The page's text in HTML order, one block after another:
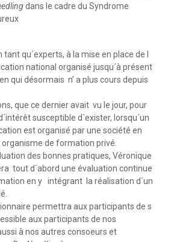
dans le cadre du Syndrome
tant qu´experts, à la mise en place de l
national organisé jusqu´à présent
qui désormais n’ a plus cours depuis
que ce dernier avait vu le jour, pour
susceptible d´exister, lorsqu´un
est organisé par une société en
organisme de formation privé.
des bonnes pratiques, Véronique
tout d´abord une évaluation continue
en y intégrant la réalisation d´un
permettra aux participants de s
aux participants de nos
à nos autres consoeurs et